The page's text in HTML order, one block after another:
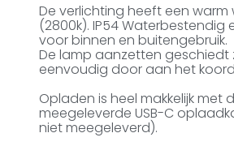
De verlichting heeft een warm
(2800k). IP54 Waterbestendig
voor binnen en buitengebruik.
De lamp aanzetten geschiedt
eenvoudig door aan het
Opladen is heel makkelijk met
meegeleverde USB-C
niet meegeleverd).